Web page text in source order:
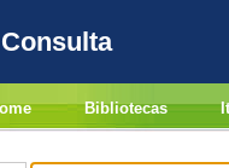
Consulta
Bibliotecas